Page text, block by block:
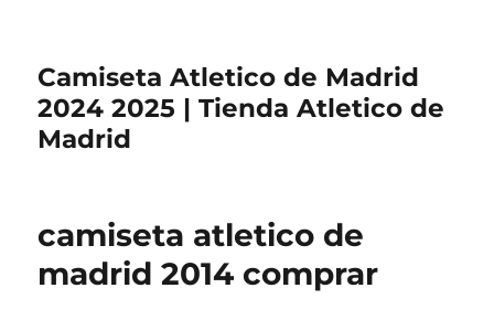
Camiseta Atletico de Madrid
2024 2025 | Tienda Atletico de
Madrid
camiseta atletico de
madrid 2014 comprar